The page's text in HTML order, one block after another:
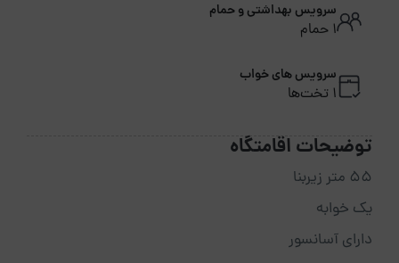
سرویس بهداشتی و حمام
1 حمام
سرویس های خواب
1 تخت‌ها
توضیحات اقامتگاه
۵۵ متر زیربنا
یک خوابه
دارای آسانسور